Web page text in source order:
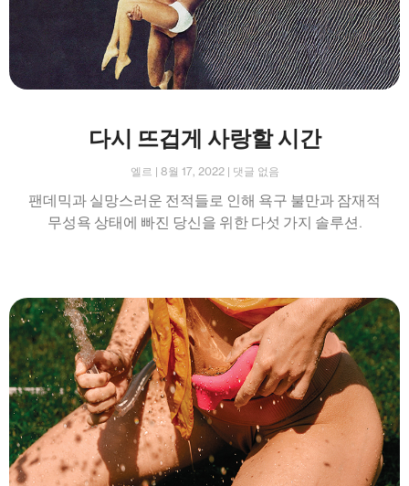
다시 뜨겁게 사랑할 시간
엘르 8월 17, 2022 댓글 없음
팬데믹과 실망스러운 전적들로 인해 욕구 불만과 잠재적
무성욕 상태에 빠진 당신을 위한 다섯 가지 솔루션.